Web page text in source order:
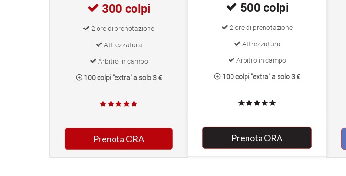
300 colpi
2 ore di prenotazione
Attrezzatura
Arbitro in campo
100 colpi "extra" a solo 3 €
Prenota ORA
500 colpi
2 ore di prenotazione
Attrezzatura
Arbitro in campo
100 colpi "extra" a solo 3 €
Prenota ORA